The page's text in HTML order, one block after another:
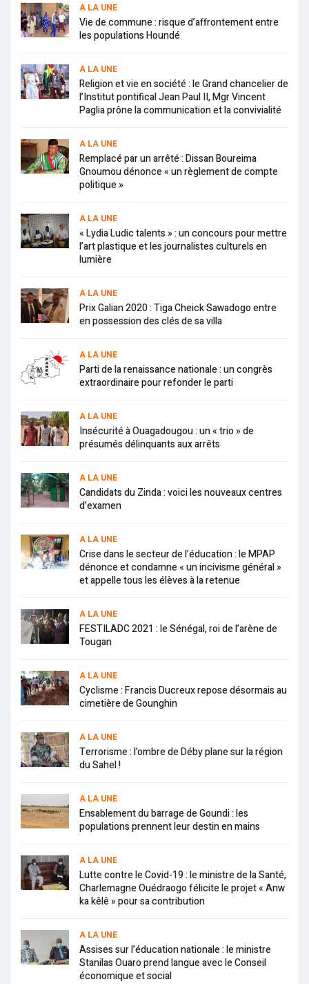
A LA UNE
Vie de commune : risque d’affrontement entre
les populations Houndé
A LA UNE
Religion et vie en société : le Grand chancelier de
l’Institut pontifical Jean Paul II, Mgr Vincent
Paglia prône la communication et la convivialité
A LA UNE
Remplacé par un arrêté : Dissan Boureima
Gnoumou dénonce « un règlement de compte
politique »
A LA UNE
« Lydia Ludic talents » : un concours pour mettre
l’art plastique et les journalistes culturels en
lumière
A LA UNE
Prix Galian 2020 : Tiga Cheick Sawadogo entre
en possession des clés de sa villa
A LA UNE
Parti de la renaissance nationale : un congrès
extraordinaire pour refonder le parti
A LA UNE
Insécurité à Ouagadougou : un « trio » de
présumés délinquants aux arrêts
A LA UNE
Candidats du Zinda : voici les nouveaux centres
d’examen
A LA UNE
Crise dans le secteur de l’éducation : le MPAP
dénonce et condamne « un incivisme général »
et appelle tous les élèves à la retenue
A LA UNE
FESTILADC 2021 : le Sénégal, roi de l’arène de
Tougan
A LA UNE
Cyclisme : Francis Ducreux repose désormais au
cimetière de Gounghin
A LA UNE
Terrorisme : l’ombre de Déby plane sur la région
du Sahel !
A LA UNE
Ensablement du barrage de Goundi : les
populations prennent leur destin en mains
A LA UNE
Lutte contre le Covid-19 : le ministre de la Santé,
Charlemagne Ouédraogo félicite le projet « Anw
ka kêlê » pour sa contribution
A LA UNE
Assises sur l’éducation nationale : le ministre
Stanilas Ouaro prend langue avec le Conseil
économique et social